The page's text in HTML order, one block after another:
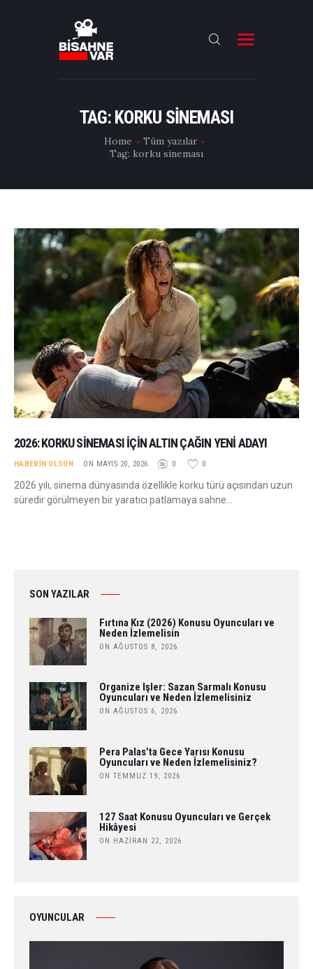
TAG: KORKU SINEMASI
Home
Tüm yazılar
Tag: korku sineması
FILMLER
OYUNCULAR
DAHA FAZLASI
2026: KORKU SINEMASI İÇIN ALTIN ÇAĞIN YENI ADAYI
HABERIN OLSUN ON MAYIS 20, 2026 0 0
2026 yılı, sinema dünyasında özellikle korku türü açısından uzun
süredir görülmeyen bir yaratıcı patlamaya sahne…
SON YAZILAR
Fırtına Kız (2026) Konusu Oyuncuları ve
Neden İzlemelisin
ON AĞUSTOS 8, 2026
Organize İşler: Sazan Sarmalı Konusu
Oyuncuları ve Neden İzlemelisiniz
ON AĞUSTOS 6, 2026
Pera Palas’ta Gece Yarısı Konusu
Oyuncuları ve Neden İzlemelisiniz?
ON TEMMUZ 19, 2026
127 Saat Konusu Oyuncuları ve Gerçek
Hikâyesi
ON HAZIRAN 22, 2026
OYUNCULAR